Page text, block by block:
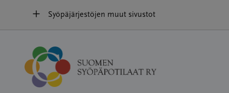
sisältöön
Syöpäjärjestöjen muut sivustot